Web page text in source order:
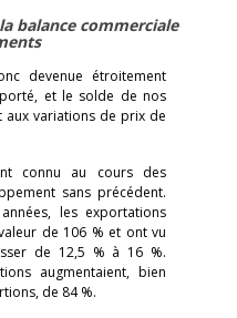
balance commerciale
devenue étroitement
et le solde de nos
aux variations de prix de
connu au cours des
sans précédent.
les exportations
de 106 % et ont vu
de 12,5 % à 16 %.
augmentaient, bien
de 84 %.